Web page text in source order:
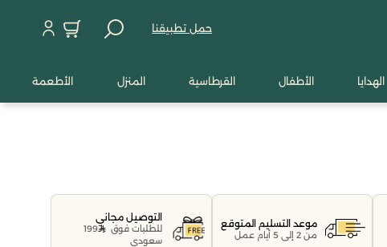
حمل تطبيقنا
الهدايا الأطفال القرطاسية المنزل الأطعمة
موعد التسليم المتوقع
من 2 إلى 5 أيام عمل
التوصيل مجاني
للطلبات فوق
199
سعودي